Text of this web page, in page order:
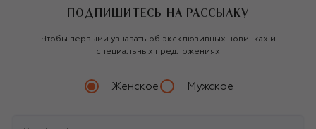
ПОДПИШИТЕСЬ НА РАССЫЛКУ
Чтобы первыми узнавать об эксклюзивных новинках и
специальных предложениях
Женское Мужское